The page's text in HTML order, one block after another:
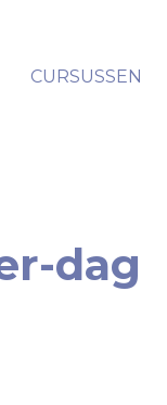
CURSUSSEN
dag